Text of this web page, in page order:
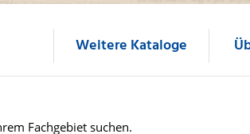
Weitere Kataloge
Fachgebiet suchen.